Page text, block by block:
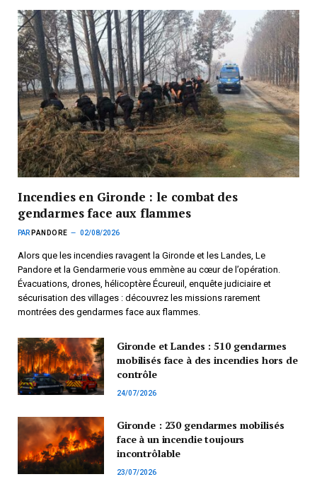
Incendies en Gironde : le combat des
gendarmes face aux flammes
PAR PANDORE 02/08/2026
Alors que les incendies ravagent la Gironde et les Landes, Le
Pandore et la Gendarmerie vous emmène au cœur de l’opération.
Évacuations, drones, hélicoptère Écureuil, enquête judiciaire et
sécurisation des villages : découvrez les missions rarement
montrées des gendarmes face aux flammes.
Gironde et Landes : 510 gendarmes
mobilisés face à des incendies hors de
contrôle
24/07/2026
Gironde : 230 gendarmes mobilisés
face à un incendie toujours
incontrôlable
23/07/2026